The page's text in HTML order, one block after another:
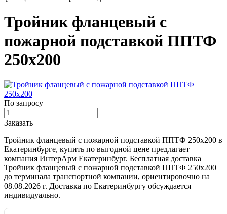
Тройник фланцевый с
пожарной подставкой ППТФ
250х200
По запросу
Заказать
Тройник фланцевый с пожарной подставкой ППТФ 250х200 в
Екатеринбурге, купить по выгодной цене предлагает
компания ИнтерАрм Екатеринбург. Бесплатная доставка
Тройник фланцевый с пожарной подставкой ППТФ 250х200
до терминала транспортной компании, ориентировочно на
08.08.2026 г. Доставка по Екатеринбургу обсуждается
индивидуально.